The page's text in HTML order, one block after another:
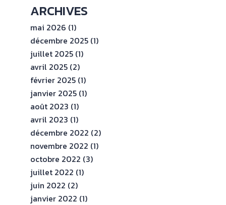
ARCHIVES
mai 2026 (1)
décembre 2025 (1)
juillet 2025 (1)
avril 2025 (2)
février 2025 (1)
janvier 2025 (1)
août 2023 (1)
avril 2023 (1)
décembre 2022 (2)
novembre 2022 (1)
octobre 2022 (3)
juillet 2022 (1)
juin 2022 (2)
janvier 2022 (1)